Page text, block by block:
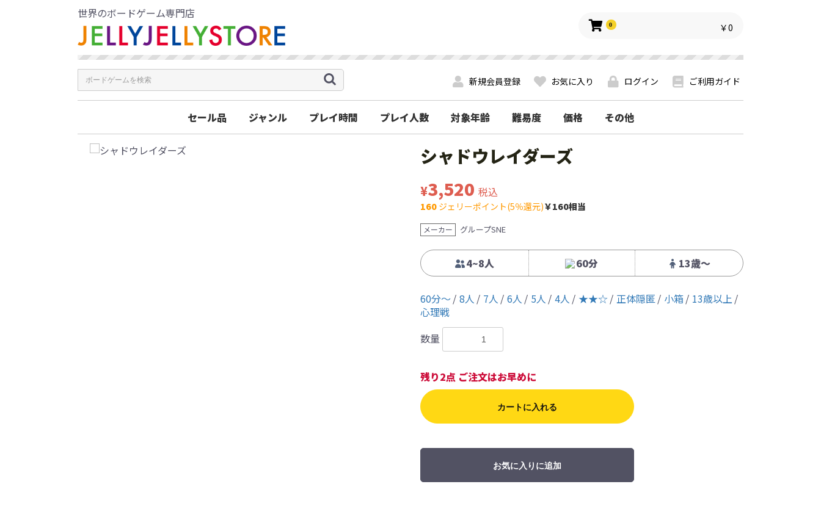
世界のボードゲーム専門店
0 ￥0
新規会員登録 お気に入り ログイン ご利用ガイド
セール品 ジャンル プレイ時間 プレイ人数 対象年齢 難易度 価格 その他
シャドウレイダーズ
¥3,520 税込
160 ジェリーポイント(5％還元)￥160相当
メーカー グループSNE
4~8人 60分 13歳〜
60分〜 8人 7人 6人 5人 4人 ★★☆ 正体隠匿 小箱
13歳以上
心理戦
数量
残り2点 ご注文はお早めに
カートに入れる
お気に入りに追加